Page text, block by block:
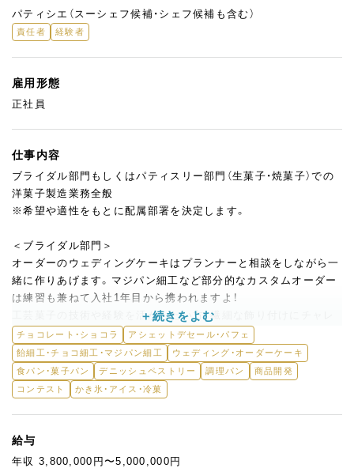
パティシエ（スーシェフ候補・シェフ候補も含む）
責任者 経験者
雇用形態
正社員
仕事内容
ブライダル部門もしくはパティスリー部門（生菓子・焼菓子）での
洋菓子製造業務全般
※希望や適性をもとに配属部署を決定します。
＜ブライダル部門＞
オーダーのウェディングケーキはプランナーと相談をしながら一
緒に作りあげます。マジパン細工など部分的なカスタムオーダー
は練習も兼ねて入社1年目から携われますよ！
工芸菓子の技術や経験を活かしたい方、繊細な飾り付けにチャレ
ンジしたい方はどんどん手を挙げて挑戦してくださいね。
＜パティスリー部門＞
パウンドケーキ6～7種類、生ケーキ、アイスクリームやクグロフ
といった焼菓子などを製造。パブロフ5店舗で販売される季節商
ており、生菓子セクションではパティシエの技術を活かした繊細
で、かつ配送にも耐えられるデコレーションを担当します。
チョコレート・ショコラ
アシェットデセール・パフェ
飴細工・チョコ細工・マジパン細工
ウェディング・オーダーケーキ
食パン・菓子パン
デニッシュペストリー 調理パン
商品開発
コンテスト
かき氷・アイス・冷菓
給与
年収 3,800,000円〜5,000,000円